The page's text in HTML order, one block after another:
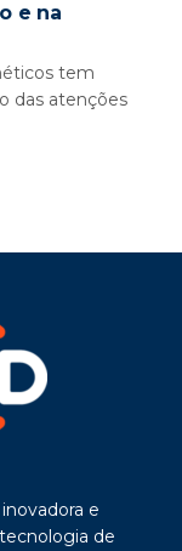
e na
tem
das atenções
e
de